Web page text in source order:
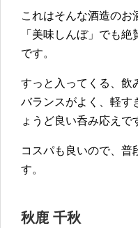
これはそんな酒造のお
「美味しんぼ」でも
です。
すっと入ってくる、飲
バランスがよく、軽す
ょうど良い呑み応えで
コスパも良いので、普
す。
秋鹿 千秋